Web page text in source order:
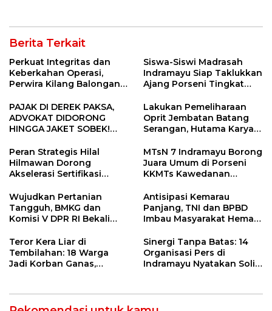
Berita Terkait
Perkuat Integritas dan
Keberkahan Operasi,
Perwira Kilang Balongan
Siswa-Siswi Madrasah
Indramayu Siap Taklukkan
Ajang Porseni Tingkat
PAJAK DI DEREK PAKSA,
ADVOKAT DIDORONG
HINGGA JAKET SOBEK!
Ngamuk Kepung Polresta
Pekanbaru!
Lakukan Pemeliharaan
Oprit Jembatan Batang
Serangan, Hutama Karya
55 Tol Binjai–Langsa
Peran Strategis Hilal
Hilmawan Dorong
Akselerasi Sertifikasi
Entaskan Kemiskinan di
Indramayu
MTsN 7 Indramayu Borong
Juara Umum di Porseni
KKMTs Kawedanan
Wujudkan Pertanian
Tangguh, BMKG dan
Komisi V DPR RI Bekali
Sekolah Lapang Iklim
Antisipasi Kemarau
Panjang, TNI dan BPBD
Imbau Masyarakat Hemat
Kebakaran
Teror Kera Liar di
Tembilahan: 18 Warga
Jadi Korban Ganas,
Sinergi Tanpa Batas: 14
Organisasi Pers di
Indramayu Nyatakan Solid